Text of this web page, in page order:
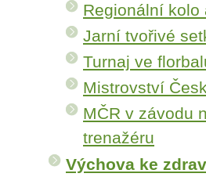
Regionální kolo
Jarní tvořivé
Turnaj ve
Mistrovství
MČR v závodu
trenažéru
Výchova ke